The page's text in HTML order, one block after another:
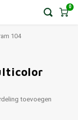
0
104
toevoegen